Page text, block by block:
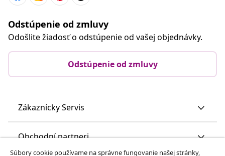
Odstúpenie od zmluvy
Odošlite žiadosť o odstúpenie od vašej objednávky.
Odstúpenie od zmluvy
Zákaznícky Servis
Obchodní partneri
Súbory cookie používame na správne fungovanie našej stránky,